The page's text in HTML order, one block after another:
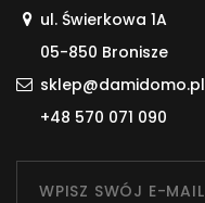
ul. Świerkowa 1A
05-850 Bronisze
sklep@damidomo.pl
+48 570 071 090